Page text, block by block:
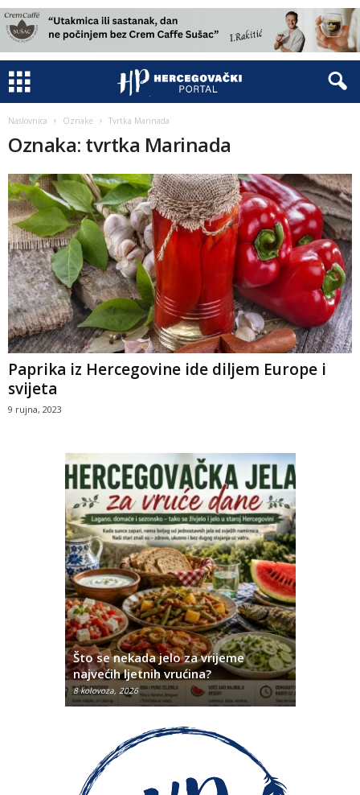
Naslovnica Oznake Tvrtka Marinada
Oznaka: tvrtka Marinada
Paprika iz Hercegovine ide diljem Europe i
svijeta
9 rujna, 2023
Što se nekada jelo za vrijeme
najvećih ljetnih vrućina?
8 kolovoza, 2026